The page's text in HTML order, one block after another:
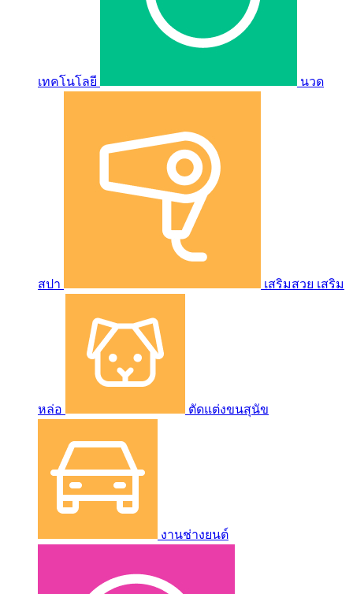
เทคโนโลยี นวด
สปา เสริมสวย เสริม
หล่อ ตัดแต่งขนสุนัข
งานช่างยนต์